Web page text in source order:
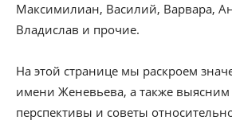
Максимилиан, Василий, Варвара,
Владислав и прочие.
На этой странице мы раскроем
имени Женевьева, а также
перспективы и советы